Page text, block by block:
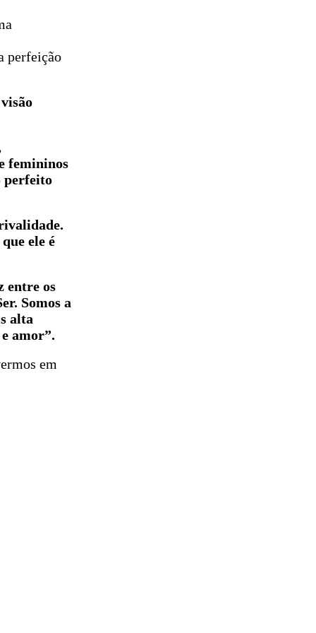
perfeição
femininos
perfeito
ele é
entre os
Somos a
alta
amor”.
em